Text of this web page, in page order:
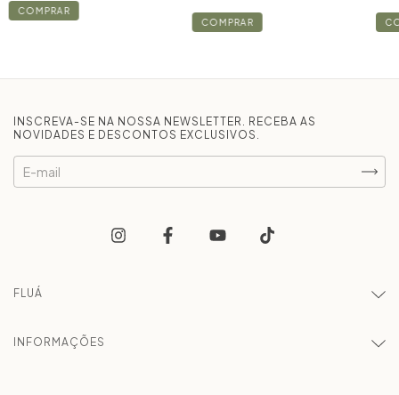
COMPRAR
COMPRAR
INSCREVA-SE NA NOSSA NEWSLETTER. RECEBA AS
NOVIDADES E DESCONTOS EXCLUSIVOS.
FLUÁ
INFORMAÇÕES